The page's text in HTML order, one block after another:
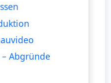
Abgründe